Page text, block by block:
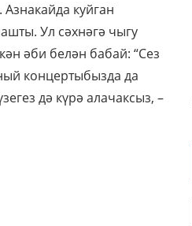
куйган
Ул сәхнәгә чыгу
әби белән бабай: “Сез
концертыбызда да
дә күрә алачаксыз, –